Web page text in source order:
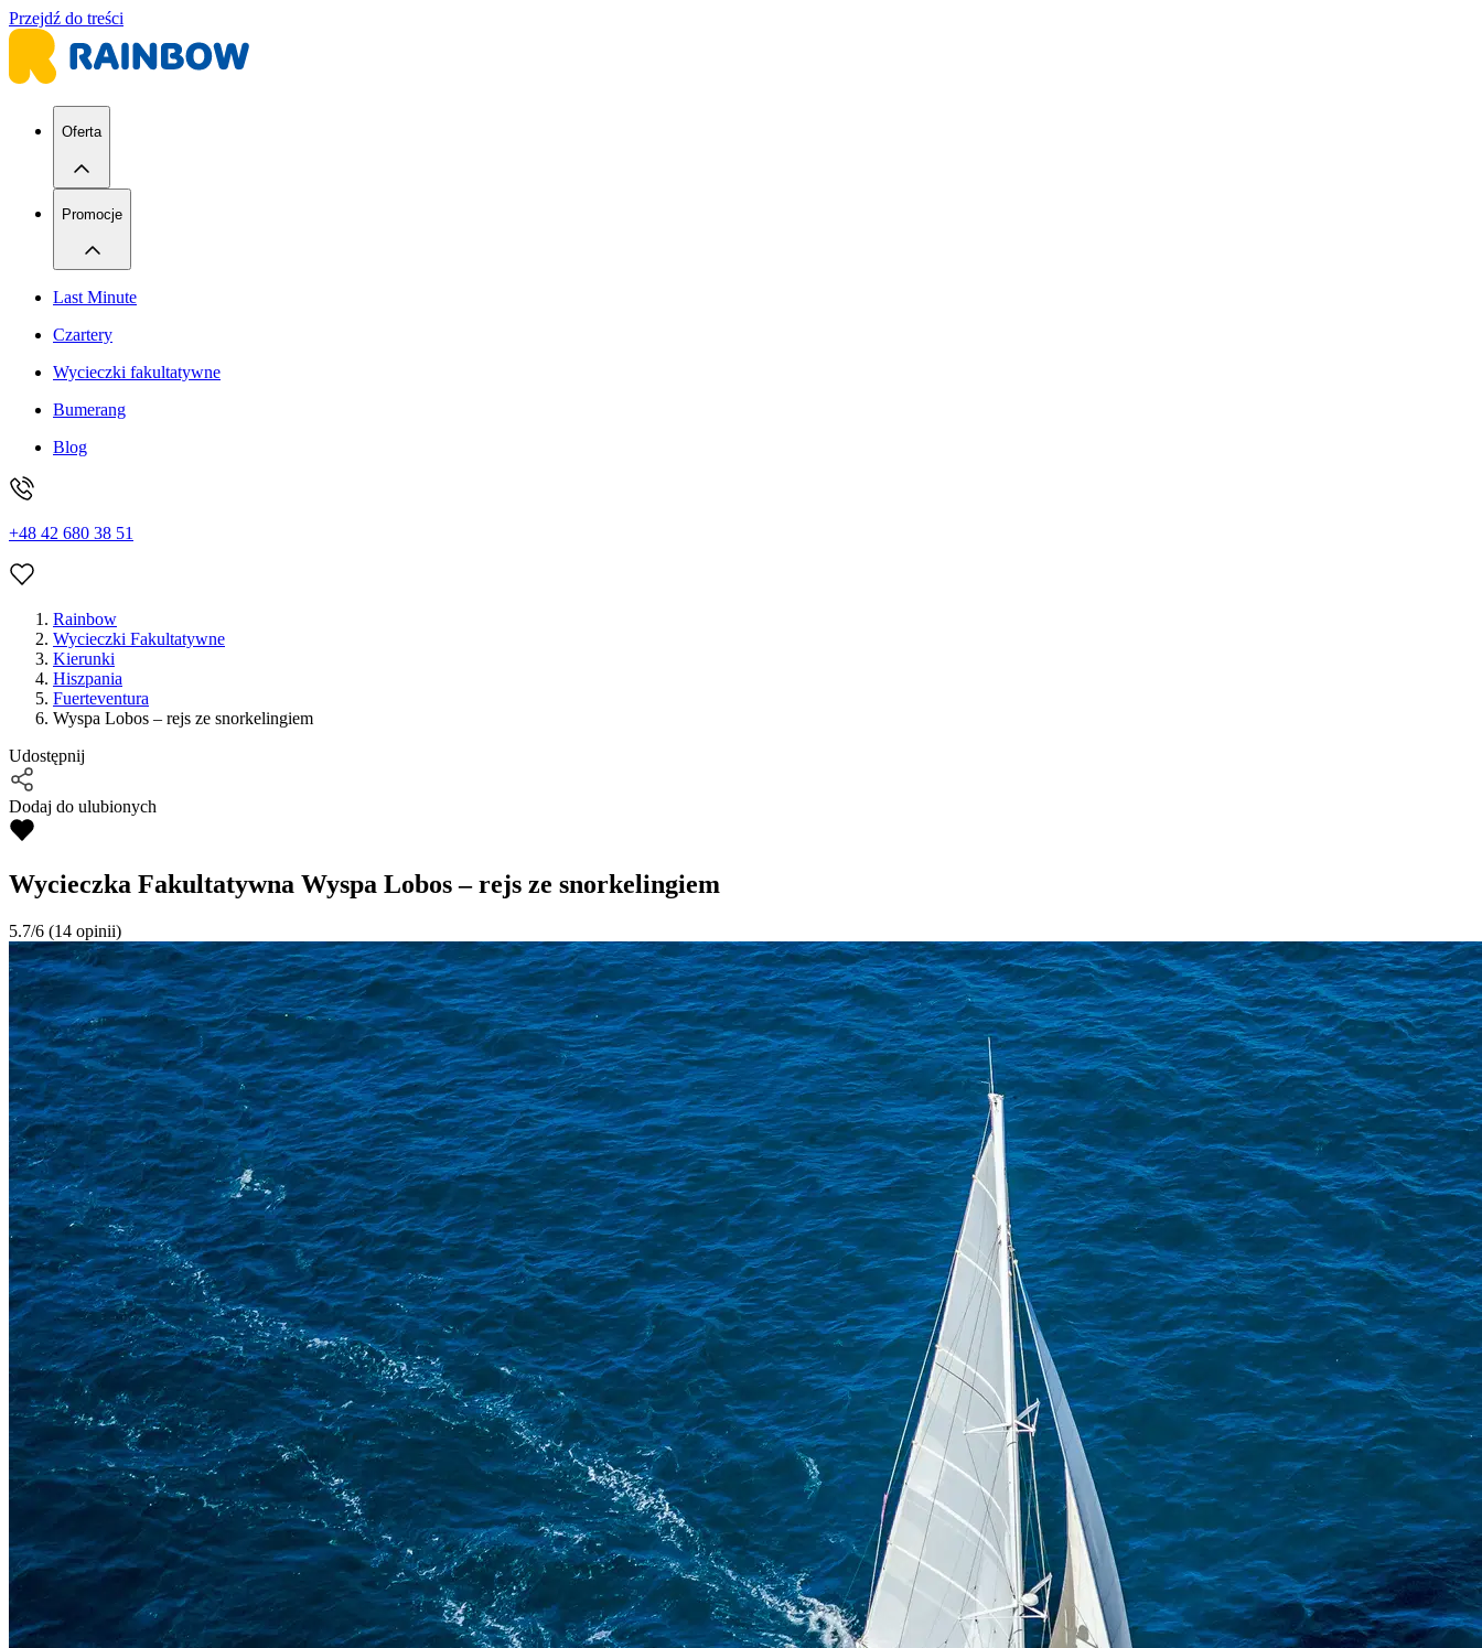
Przejdź do treści
Oferta
Promocje
Last Minute
Czartery
Wycieczki fakultatywne
Bumerang
Blog
+48 42 680 38 51
Rainbow
Wycieczki Fakultatywne
Kierunki
Hiszpania
Fuerteventura
Wyspa Lobos – rejs ze snorkelingiem
Udostępnij
Dodaj do ulubionych
Wycieczka Fakultatywna Wyspa Lobos – rejs ze snorkelingiem
5.7/6 (14 opinii)